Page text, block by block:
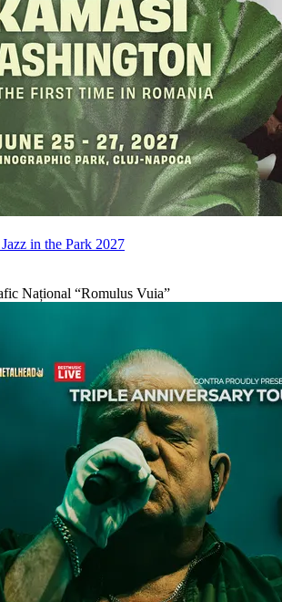
Jazz in the Park 2027
Național “Romulus Vuia”